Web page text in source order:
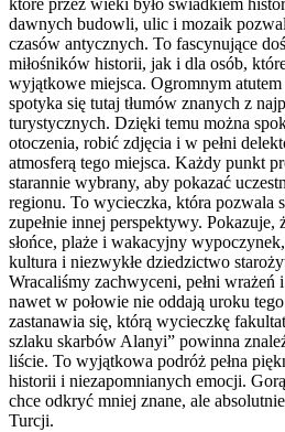
które przez wieki było świadkiem
dawnych budowli, ulic i mozaik
czasów antycznych. To fascynujące
miłośników historii, jak i dla osób,
wyjątkowe miejsca. Ogromnym
spotyka się tutaj tłumów znanych z
turystycznych. Dzięki temu można
otoczenia, robić zdjęcia i w pełni
atmosferą tego miejsca. Każdy punkt
starannie wybrany, aby pokazać
regionu. To wycieczka, która pozwala
zupełnie innej perspektywy. Pokazuje,
słońce, plaże i wakacyjny
kultura i niezwykłe dziedzictwo
Wracaliśmy zachwyceni, pełni
nawet w połowie nie oddają uroku
zastanawia się, którą wycieczkę
szlaku skarbów Alanyi” powinna
liście. To wyjątkowa podróż pełna
historii i niezapomnianych emocji.
chce odkryć mniej znane, ale
Turcji.